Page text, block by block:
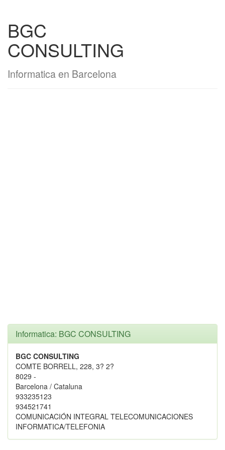
BGC
CONSULTING
Informatica en Barcelona
Informatica: BGC CONSULTING
BGC CONSULTING
COMTE BORRELL, 228, 3? 2?
8029 -
Barcelona / Cataluna
933235123
934521741
COMUNICACIÓN INTEGRAL TELECOMUNICACIONES
INFORMATICA/TELEFONIA